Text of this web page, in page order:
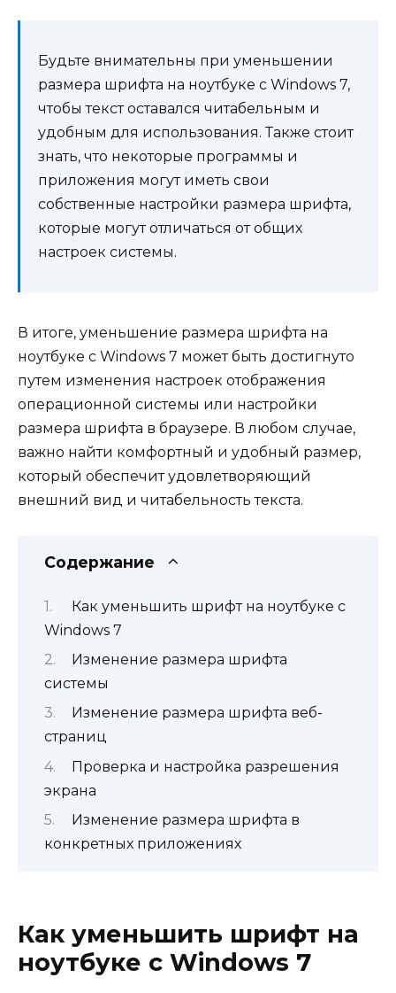
Будьте внимательны при уменьшении
размера шрифта на ноутбуке с Windows 7,
чтобы текст оставался читабельным и
удобным для использования. Также стоит
знать, что некоторые программы и
приложения могут иметь свои
собственные настройки размера шрифта,
которые могут отличаться от общих
настроек системы.
В итоге, уменьшение размера шрифта на
ноутбуке с Windows 7 может быть достигнуто
путем изменения настроек отображения
операционной системы или настройки
размера шрифта в браузере. В любом случае,
важно найти комфортный и удобный размер,
который обеспечит удовлетворяющий
внешний вид и читабельность текста.
Содержание
Как уменьшить шрифт на ноутбуке с
Windows 7
Изменение размера шрифта
системы
Изменение размера шрифта веб-
страниц
Проверка и настройка разрешения
экрана
Изменение размера шрифта в
конкретных приложениях
Как уменьшить шрифт на
ноутбуке с Windows 7